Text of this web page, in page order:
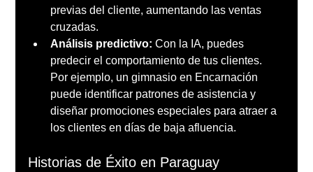
previas del cliente, aumentando las ventas
cruzadas.
Análisis predictivo: Con la IA, puedes
predecir el comportamiento de tus clientes.
Por ejemplo, un gimnasio en Encarnación
puede identificar patrones de asistencia y
diseñar promociones especiales para atraer a
los clientes en días de baja afluencia.
Historias de Éxito en Paraguay